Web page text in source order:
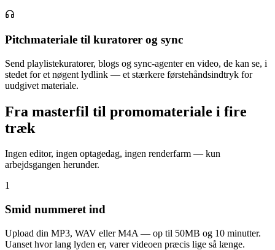
Pitchmateriale til kuratorer og sync
Send playlistekuratorer, blogs og sync-agenter en video, de kan se, i
stedet for et nøgent lydlink — et stærkere førstehåndsindtryk for
uudgivet materiale.
Fra masterfil til promomateriale i fire
træk
Ingen editor, ingen optagedag, ingen renderfarm — kun
arbejdsgangen herunder.
1
Smid nummeret ind
Upload din MP3, WAV eller M4A — op til 50MB og 10 minutter.
Uanset hvor lang lyden er, varer videoen præcis lige så længe.